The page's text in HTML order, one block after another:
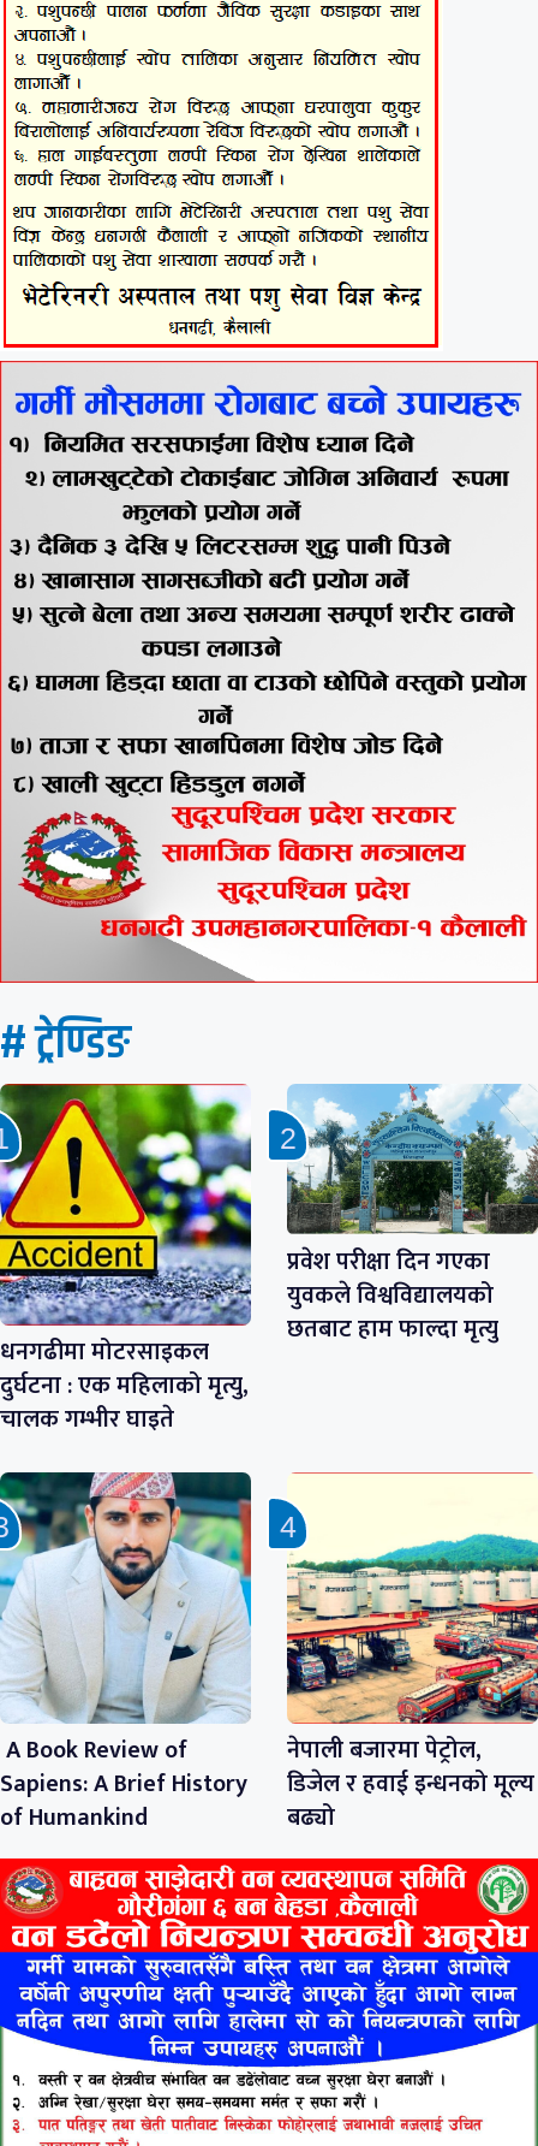
# ट्रेण्डिङ
धनगढीमा मोटरसाइकल
दुर्घटना : एक महिलाको मृत्यु,
चालक गम्भीर घाइते
प्रवेश परीक्षा दिन गएका
युवकले विश्वविद्यालयको
छतबाट हाम फाल्दा मृत्यु
A Book Review of
Sapiens: A Brief History
of Humankind
नेपाली बजारमा पेट्रोल,
डिजेल र हवाई इन्धनको मूल्य
बढ्यो